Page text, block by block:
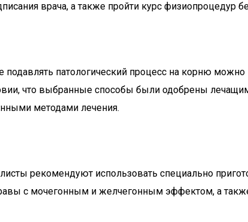
врача, а также пройти курс физиопроцедур
патологический процесс на корню
что выбранные способы были одобрены
методами лечения.
рекомендуют использовать специально
с мочегонным и желчегонным эффектом, а